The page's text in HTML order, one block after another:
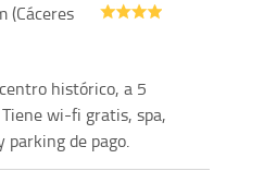
(Cáceres
histórico, a 5
wi-fi gratis, spa,
parking de pago.